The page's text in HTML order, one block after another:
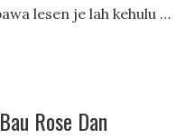
lesen je lah kehulu …
Rose Dan